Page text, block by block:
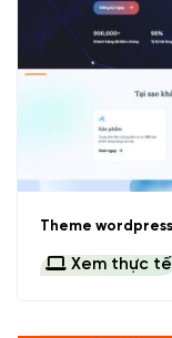
Theme
Xem thực tế